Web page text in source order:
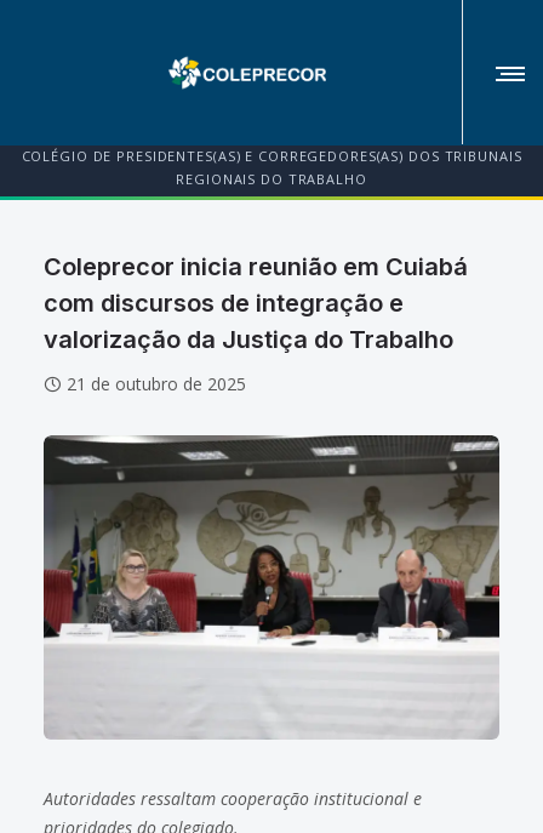
COLÉGIO DE PRESIDENTES(AS) E CORREGEDORES(AS) DOS TRIBUNAIS
REGIONAIS DO TRABALHO
Coleprecor inicia reunião em Cuiabá
com discursos de integração e
valorização da Justiça do Trabalho
21 de outubro de 2025
Autoridades ressaltam cooperação institucional e
prioridades do colegiado.